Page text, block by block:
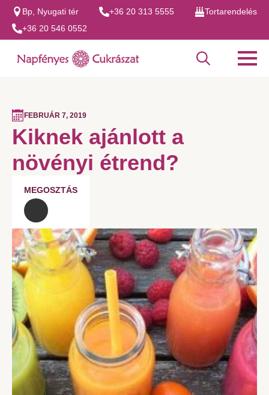
Bp, Nyugati tér +36 20 313 5555
Tortarendelés
+36 20 546 0552
FEBRUÁR 7, 2019
Kiknek ajánlott a
növényi étrend?
MEGOSZTÁS